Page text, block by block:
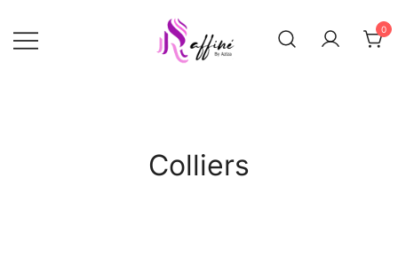
0
Colliers